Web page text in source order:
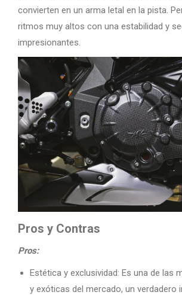
convierten en un arma letal en la pista.
ritmos muy altos con una estabilidad y
impresionantes.
Pros y Contras
Pros:
Estética y exclusividad: Es una de las
y exóticas del mercado, un verdadero